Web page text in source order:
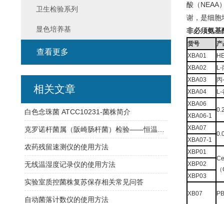
酸（NEAA
谢，是细胞
非必须氨基
货号
产
XBA01
XBA02
L-
XBA03
丙
XBA04
L-
XBA06
XBA06-1
XBA07
XBA07-1
XBP01
XBP02
XBP03
XB07
卫生检验系列
显色培养基
查看更多
相关文章
白色念珠菌 ATCC10231-菌株简介
农药残留速测仪的使用方法
无线温湿度记录仪的使用方法
实验室质控菌株复苏保存相关常见问答
自动菌落计数仪的使用方法